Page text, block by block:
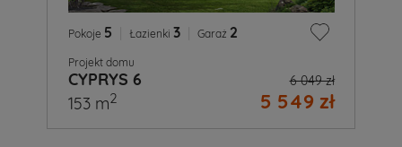
Pokoje 5 Łazienki 3 Garaż 2
Projekt domu
CYPRYS 6 6 049 zł
5 549 zł
153 m2